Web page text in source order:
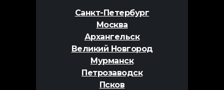
Санкт-Петербург
Москва
Архангельск
Великий Новгород
Мурманск
Петрозаводск
Псков